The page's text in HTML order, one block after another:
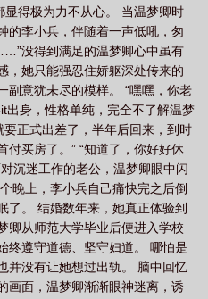
星之火的寓意和象征 可以撩源 星星之
星星之火表面上指的是什么实际上指的
星星之火可以燎原 星星之火英
星星之火是成语吗 星星之火 歌
以燎原原文 星星之火可以燎原是谁说
在线观看 星星之火是词语吗 星星之
时间 星星之火免费阅读 星星之火猜
星星之火歌曲 星星之火算不算
星星之火k线形态 星星之火亦可燎
之火这样的词语有哪些 星星之火可以燎
显得极为力不从心。 当温梦卿时
的李小兵，伴随着一声低吼，匆
没得到满足的温梦卿心中虽有
，她只能强忍住娇躯深处传来的
副意犹未尽的模样。 “嘿嘿，你老
出身，性格单纯，完全不了解温梦
正式出差了，半年后回来，到时
付买房了。” “知道了，你好好休
沉迷工作的老公，温梦卿眼中闪
晚上，李小兵自己痛快完之后倒
了。 结婚数年来，她真正体验到
卿从师范大学毕业后便进入学校
终遵守道德、坚守妇道。 哪怕是
并没有让她想过出轨。 脑中回忆
画面，温梦卿渐渐眼神迷离，诱